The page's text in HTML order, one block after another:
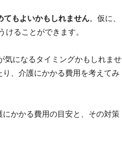
てもよいかもしれません。仮に、
ることができます。
気になるタイミングかもしれませ
、介護にかかる費用を考えてみ
かかる費用の目安と、その対策